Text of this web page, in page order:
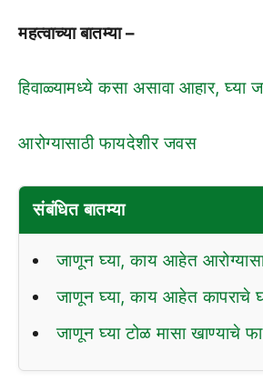
महत्वाच्या बातम्या –
हिवाळ्यामध्ये कसा असावा आहार,
आरोग्यासाठी फायदेशीर जवस
संबंधित बातम्या
जाणून घ्या, काय आहेत
जाणून घ्या, काय आहेत कापराचे
जाणून घ्या टोळ मासा खाण्याचे